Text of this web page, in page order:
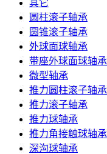
其它
圆柱滚子轴承
圆锥滚子轴承
外球面球轴承
带座外球面球轴承
微型轴承
推力圆柱滚子轴承
推力滚子轴承
推力球轴承
推力角接触球轴承
深沟球轴承